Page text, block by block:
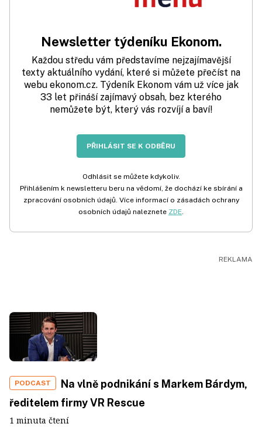
Newsletter týdeníku Ekonom.
Každou středu vám představíme nejzajímavější
texty aktuálního vydání, které si můžete přečíst na
webu ekonom.cz. Týdeník Ekonom vám už více jak
33 let přináší zajímavý obsah, bez kterého
nemůžete být, který vás rozvíjí a baví!
PŘIHLÁSIT SE K ODBĚRU
Odhlásit se můžete kdykoliv.
Přihlášením k newsletteru beru na vědomí, že dochází ke sbírání a
zpracování osobních údajů. Více informací o zásadách ochrany
osobních údajů naleznete ZDE.
PODCAST
Na vlně podnikání s Markem Bárdym,
ředitelem firmy VR Rescue
1 minuta čtení